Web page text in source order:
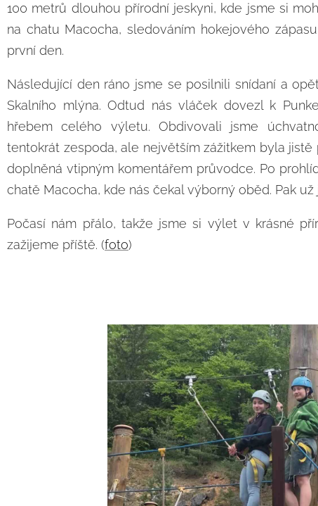
100 metrů dlouhou přírodní jeskyni, kde jsme si
na chatu Macocha, sledováním hokejového
první den.
Následující den ráno jsme se posilnili snídaní a
Skalního mlýna. Odtud nás vláček dovezl k
hřebem celého výletu. Obdivovali jsme
tentokrát zespoda, ale největším zážitkem byla
doplněná vtipným komentářem průvodce. Po
chatě Macocha, kde nás čekal výborný oběd. Pak
Počasí nám přálo, takže jsme si výlet v krásné
zažijeme příště. (foto)